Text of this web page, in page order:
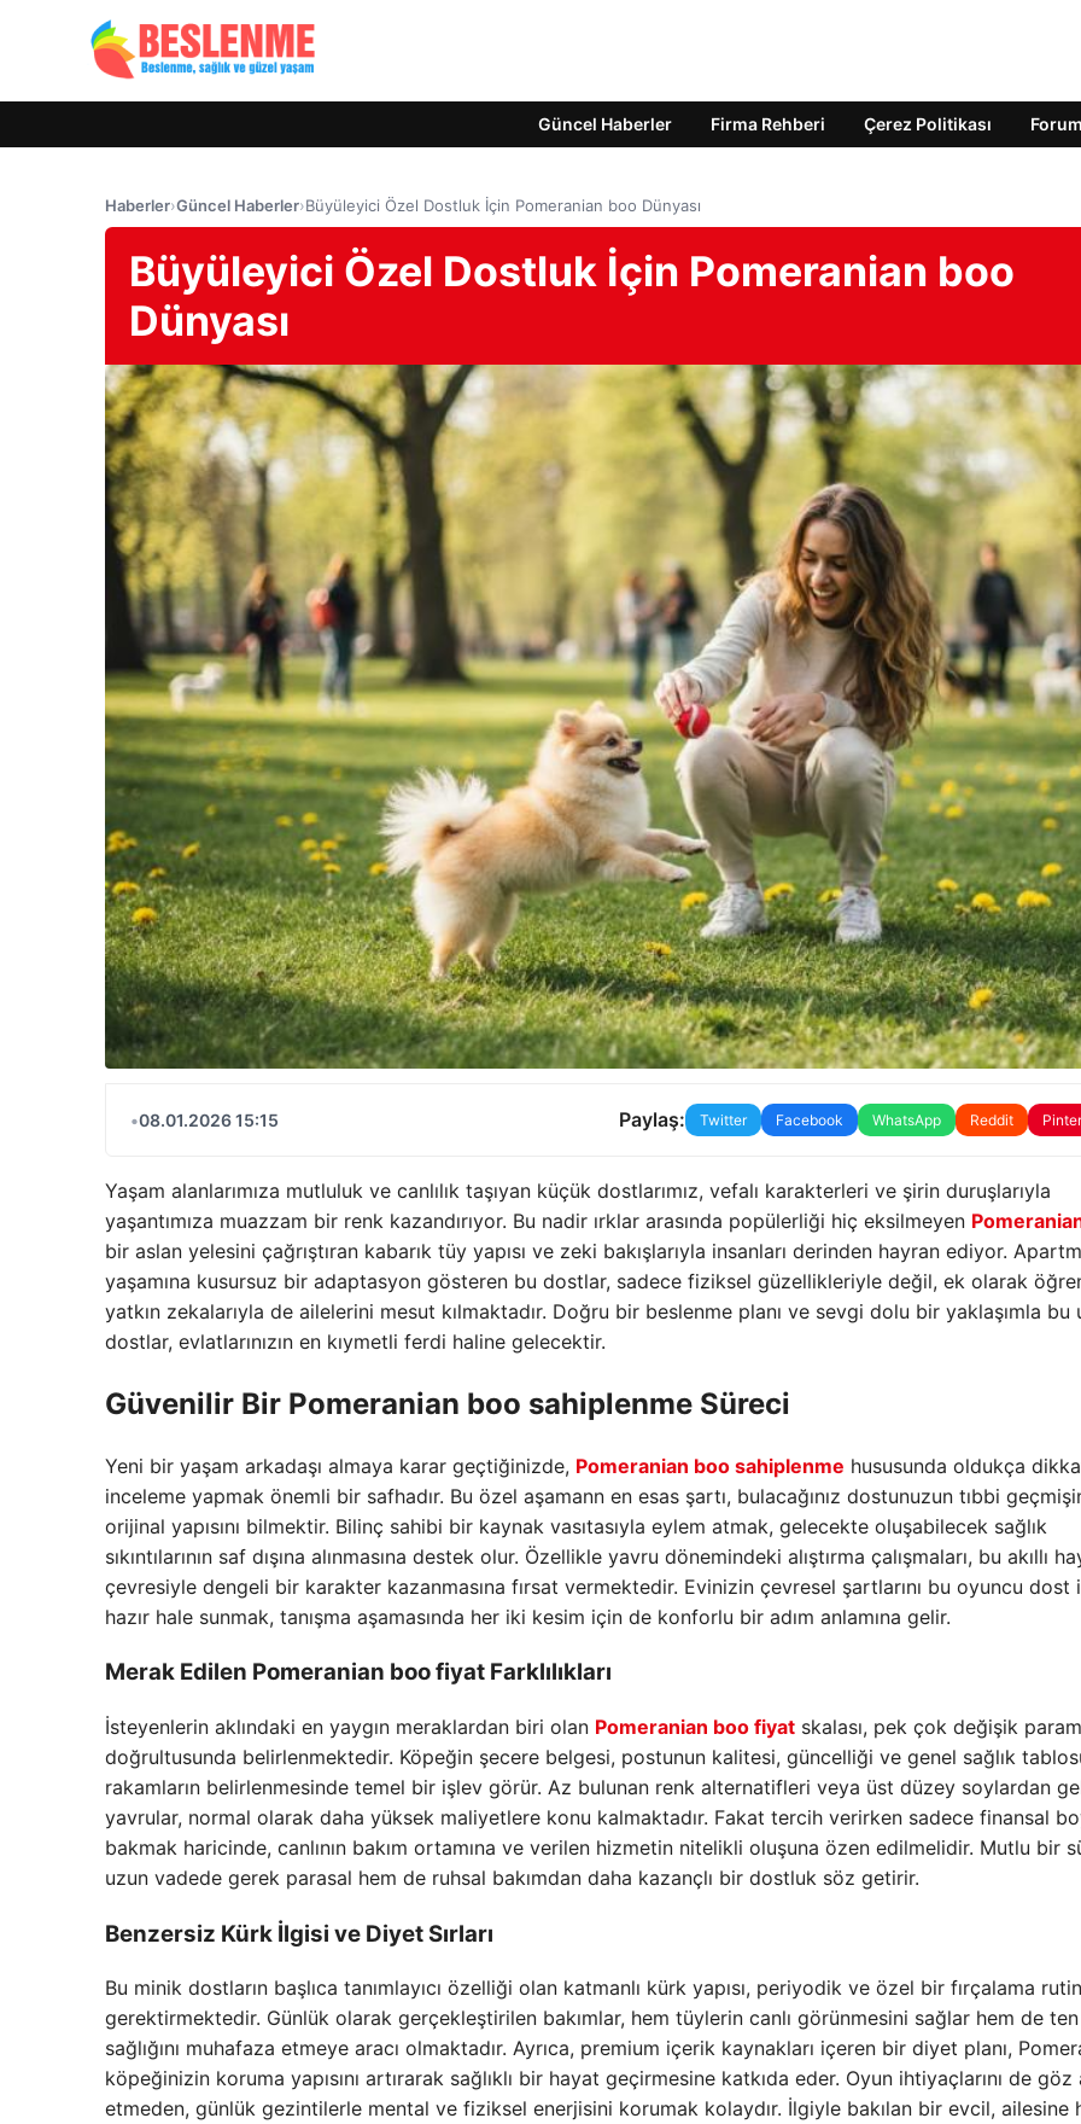
Güncel Haberler Firma Rehberi Çerez Politikası Forum
Haberler›Güncel Haberler›Büyüleyici Özel Dostluk İçin Pomeranian boo Dünyası
Büyüleyici Özel Dostluk İçin Pomeranian boo
Dünyası
•08.01.2026 15:15 Paylaş: Twitter Facebook WhatsApp Reddit
Yaşam alanlarımıza mutluluk ve canlılık taşıyan küçük dostlarımız, vefalı karakterleri ve şirin duruşlarıyla
yaşantımıza muazzam bir renk kazandırıyor. Bu nadir ırklar arasında popülerliği hiç eksilmeyen
bir aslan yelesini çağrıştıran kabarık tüy yapısı ve zeki bakışlarıyla insanları derinden hayran ediyor.
yaşamına kusursuz bir adaptasyon gösteren bu dostlar, sadece fiziksel güzellikleriyle değil, ek olarak
yatkın zekalarıyla de ailelerini mesut kılmaktadır. Doğru bir beslenme planı ve sevgi dolu bir yaklaşımla bu
dostlar, evlatlarınızın en kıymetli ferdi haline gelecektir.
Güvenilir Bir Pomeranian boo sahiplenme Süreci
Yeni bir yaşam arkadaşı almaya karar geçtiğinizde, Pomeranian boo sahiplenme hususunda oldukça
inceleme yapmak önemli bir safhadır. Bu özel aşamann en esas şartı, bulacağınız dostunuzun tıbbi
orijinal yapısını bilmektir. Bilinç sahibi bir kaynak vasıtasıyla eylem atmak, gelecekte oluşabilecek sağlık
sıkıntılarının saf dışına alınmasına destek olur. Özellikle yavru dönemindeki alıştırma çalışmaları, bu akıllı
çevresiyle dengeli bir karakter kazanmasına fırsat vermektedir. Evinizin çevresel şartlarını bu oyuncu dost
hazır hale sunmak, tanışma aşamasında her iki kesim için de konforlu bir adım anlamına gelir.
Merak Edilen Pomeranian boo fiyat Farklılıkları
İsteyenlerin aklındaki en yaygın meraklardan biri olan Pomeranian boo fiyat skalası, pek çok değişik
doğrultusunda belirlenmektedir. Köpeğin şecere belgesi, postunun kalitesi, güncelliği ve genel sağlık
rakamların belirlenmesinde temel bir işlev görür. Az bulunan renk alternatifleri veya üst düzey soylardan
yavrular, normal olarak daha yüksek maliyetlere konu kalmaktadır. Fakat tercih verirken sadece finansal
bakmak haricinde, canlının bakım ortamına ve verilen hizmetin nitelikli oluşuna özen edilmelidir. Mutlu bir
uzun vadede gerek parasal hem de ruhsal bakımdan daha kazançlı bir dostluk söz getirir.
Benzersiz Kürk İlgisi ve Diyet Sırları
Bu minik dostların başlıca tanımlayıcı özelliği olan katmanlı kürk yapısı, periyodik ve özel bir fırçalama
gerektirmektedir. Günlük olarak gerçekleştirilen bakımlar, hem tüylerin canlı görünmesini sağlar hem de ten
sağlığını muhafaza etmeye aracı olmaktadır. Ayrıca, premium içerik kaynakları içeren bir diyet planı,
köpeğinizin koruma yapısını artırarak sağlıklı bir hayat geçirmesine katkıda eder. Oyun ihtiyaçlarını de göz
etmeden, günlük gezintilerle mental ve fiziksel enerjisini korumak kolaydır. İlgiyle bakılan bir evcil, ailesine